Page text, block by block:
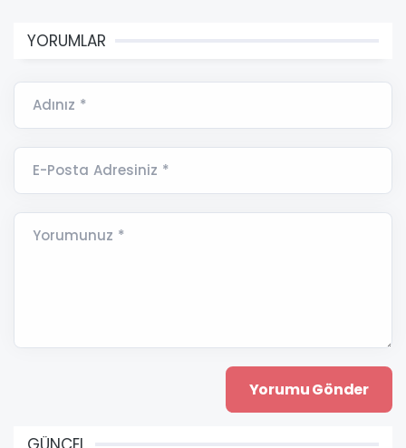
YORUMLAR
Adınız *
E-Posta Adresiniz *
Yorumunuz *